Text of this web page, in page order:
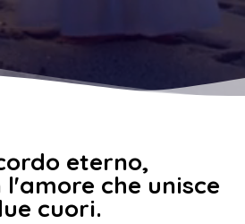
eterno,
che unisce
cuori.